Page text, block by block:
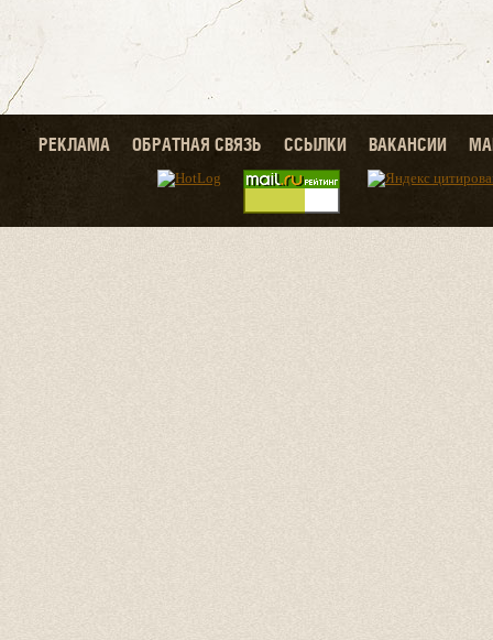
РЕКЛАМА ОБРАТНАЯ СВЯЗЬ ССЫЛКИ ВАКАНСИИ